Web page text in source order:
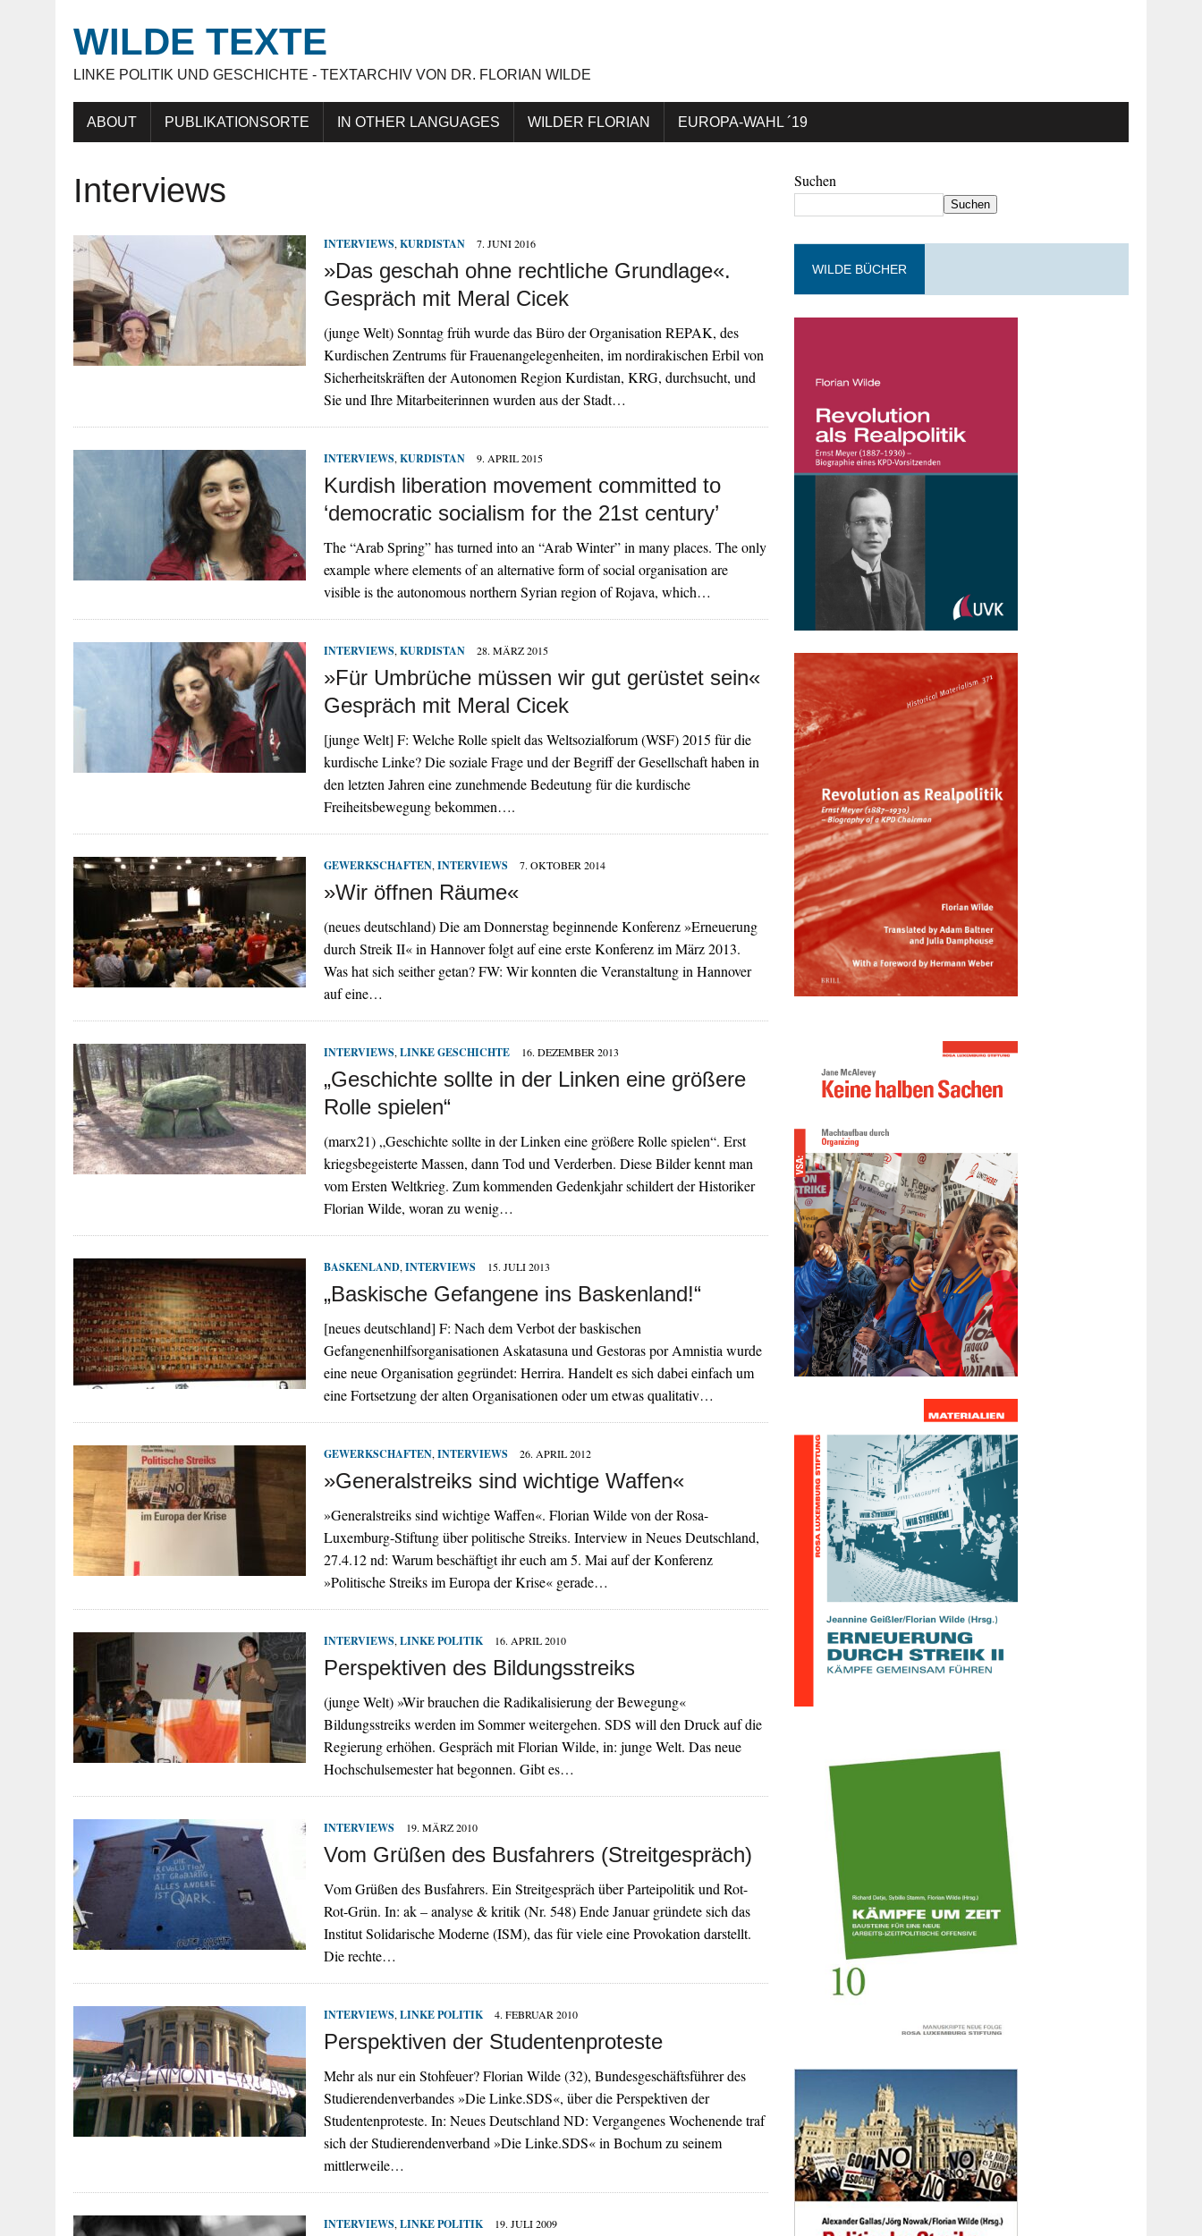
WILDE TEXTE
LINKE POLITIK UND GESCHICHTE - TEXTARCHIV VON DR. FLORIAN WILDE
ABOUT PUBLIKATIONSORTE IN OTHER LANGUAGES WILDER FLORIAN EUROPA-WAHL ´19
Interviews
INTERVIEWS, KURDISTAN 7. JUNI 2016
»Das geschah ohne rechtliche Grundlage«.
Gespräch mit Meral Cicek
(junge Welt) Sonntag früh wurde das Büro der Organisation REPAK, des
Kurdischen Zentrums für Frauenangelegenheiten, im nordirakischen Erbil von
Sicherheitskräften der Autonomen Region Kurdistan, KRG, durchsucht, und
Sie und Ihre Mitarbeiterinnen wurden aus der Stadt…
INTERVIEWS, KURDISTAN 9. APRIL 2015
Kurdish liberation movement committed to
‘democratic socialism for the 21st century’
The “Arab Spring” has turned into an “Arab Winter” in many places. The only
example where elements of an alternative form of social organisation are
visible is the autonomous northern Syrian region of Rojava, which…
INTERVIEWS, KURDISTAN 28. MÄRZ 2015
»Für Umbrüche müssen wir gut gerüstet sein«
Gespräch mit Meral Cicek
[junge Welt] F: Welche Rolle spielt das Weltsozialforum (WSF) 2015 für die
kurdische Linke? Die soziale Frage und der Begriff der Gesellschaft haben in
den letzten Jahren eine zunehmende Bedeutung für die kurdische
Freiheitsbewegung bekommen….
GEWERKSCHAFTEN, INTERVIEWS 7. OKTOBER 2014
»Wir öffnen Räume«
(neues deutschland) Die am Donnerstag beginnende Konferenz »Erneuerung
durch Streik II« in Hannover folgt auf eine erste Konferenz im März 2013.
Was hat sich seither getan? FW: Wir konnten die Veranstaltung in Hannover
auf eine…
INTERVIEWS, LINKE GESCHICHTE 16. DEZEMBER 2013
„Geschichte sollte in der Linken eine größere
Rolle spielen“
(marx21) „Geschichte sollte in der Linken eine größere Rolle spielen“. Erst
kriegsbegeisterte Massen, dann Tod und Verderben. Diese Bilder kennt man
vom Ersten Weltkrieg. Zum kommenden Gedenkjahr schildert der Historiker
Florian Wilde, woran zu wenig…
BASKENLAND, INTERVIEWS 15. JULI 2013
„Baskische Gefangene ins Baskenland!“
[neues deutschland] F: Nach dem Verbot der baskischen
Gefangenenhilfsorganisationen Askatasuna und Gestoras por Amnistia wurde
eine neue Organisation gegründet: Herrira. Handelt es sich dabei einfach um
eine Fortsetzung der alten Organisationen oder um etwas qualitativ…
GEWERKSCHAFTEN, INTERVIEWS 26. APRIL 2012
»Generalstreiks sind wichtige Waffen«
»Generalstreiks sind wichtige Waffen«. Florian Wilde von der Rosa-
Luxemburg-Stiftung über politische Streiks. Interview in Neues Deutschland,
27.4.12 nd: Warum beschäftigt ihr euch am 5. Mai auf der Konferenz
»Politische Streiks im Europa der Krise« gerade…
INTERVIEWS, LINKE POLITIK 16. APRIL 2010
Perspektiven des Bildungsstreiks
(junge Welt) »Wir brauchen die Radikalisierung der Bewegung«
Bildungsstreiks werden im Sommer weitergehen. SDS will den Druck auf die
Regierung erhöhen. Gespräch mit Florian Wilde, in: junge Welt. Das neue
Hochschulsemester hat begonnen. Gibt es…
INTERVIEWS 19. MÄRZ 2010
Vom Grüßen des Busfahrers (Streitgespräch)
Vom Grüßen des Busfahrers. Ein Streitgespräch über Parteipolitik und Rot-
Rot-Grün. In: ak – analyse & kritik (Nr. 548) Ende Januar gründete sich das
Institut Solidarische Moderne (ISM), das für viele eine Provokation darstellt.
Die rechte…
INTERVIEWS, LINKE POLITIK 4. FEBRUAR 2010
Perspektiven der Studentenproteste
Mehr als nur ein Stohfeuer? Florian Wilde (32), Bundesgeschäftsführer des
Studierendenverbandes »Die Linke.SDS«, über die Perspektiven der
Studentenproteste. In: Neues Deutschland ND: Vergangenes Wochenende traf
sich der Studierendenverband »Die Linke.SDS« in Bochum zu seinem
mittlerweile…
INTERVIEWS, LINKE POLITIK 19. JULI 2009
Suchen
Suchen
WILDE BÜCHER